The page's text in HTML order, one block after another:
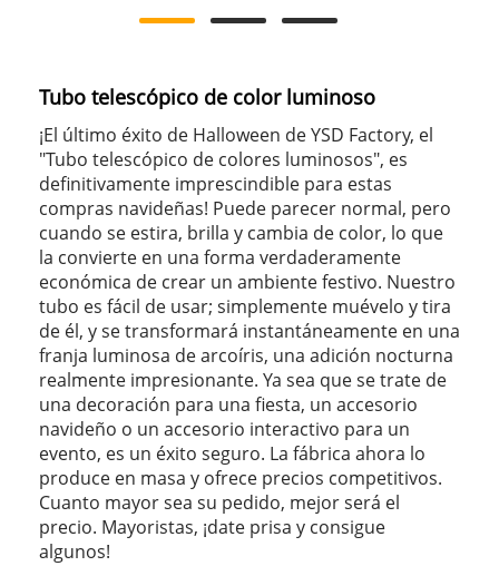
Tubo telescópico de color luminoso
¡El último éxito de Halloween de YSD Factory, el
"Tubo telescópico de colores luminosos", es
definitivamente imprescindible para estas
compras navideñas! Puede parecer normal, pero
cuando se estira, brilla y cambia de color, lo que
la convierte en una forma verdaderamente
económica de crear un ambiente festivo. Nuestro
tubo es fácil de usar; simplemente muévelo y tira
de él, y se transformará instantáneamente en una
franja luminosa de arcoíris, una adición nocturna
realmente impresionante. Ya sea que se trate de
una decoración para una fiesta, un accesorio
navideño o un accesorio interactivo para un
evento, es un éxito seguro. La fábrica ahora lo
produce en masa y ofrece precios competitivos.
Cuanto mayor sea su pedido, mejor será el
precio. Mayoristas, ¡date prisa y consigue
algunos!